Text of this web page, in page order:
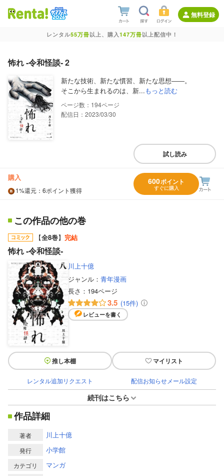
無料登録
レンタル55万冊以上、購入147万冊以上配信中！
怖れ ‐令和怪談‐ 2
新たな技術、新たな慣習、新たな思想――。
そこから生まれるのは、新...もっと読む
194
配信日：2023/03/30
試し読み
購入
1%還元 ：6ポイント獲得
600ポイント
すぐに購入
この作品の他の巻
【全8巻】 完結
怖れ ‐令和怪談‐
川上十億
ジャンル： 青年漫画
長さ： 194ページ
3.5 (15件)
レビューを書く
推し本棚 マイリスト
レンタル追加リクエスト 配信お知らせメール設定
続刊はこちら
作品詳細
著者 川上十億
発行 小学館
カテゴリ マンガ